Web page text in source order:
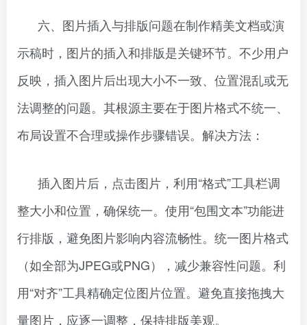
六、图片插入与排版问题在制作精美文档或演
示稿时，图片的插入和排版是关键环节。不少用户
反映，插入图片后出现大小不一致、位置混乱或无
法调整的问题。其根源主要在于图片格式不统一、
布局设置不合理或操作步骤错误。解决方法：
插入图片后，点击图片，利用“格式”工具栏调
整大小和位置，确保统一。使用“包围文本”功能进
行排版，避免图片影响内容流畅性。统一图片格式
（如全部为JPEG或PNG），减少兼容性问题。利
用“对齐”工具精确定位图片位置。避免直接拖拽大
量图片，应逐一调整，保持排版美观。